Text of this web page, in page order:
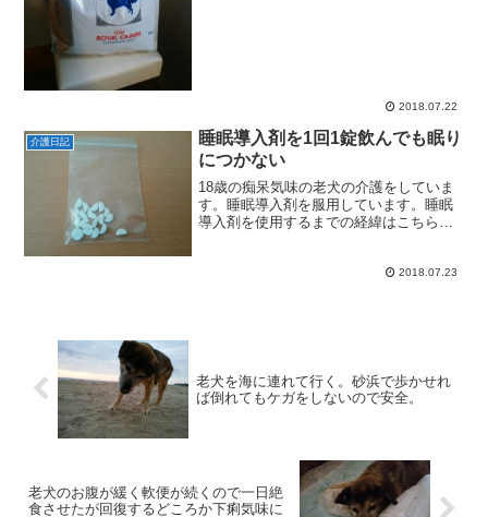
2018.07.22
介護日記
睡眠導入剤を1回1錠飲んでも眠り
につかない
18歳の痴呆気味の老犬の介護をしていま
す。睡眠導入剤を服用しています。睡眠
導入剤を使用するまでの経緯はこちらの
1/2錠睡眠導入剤を与えていたが、すでに
2018.07.23
老犬を海に連れて行く。砂浜で歩かせれ
ば倒れてもケガをしないので安全。
老犬のお腹が緩く軟便が続くので一日絶
食させたが回復するどころか下痢気味に